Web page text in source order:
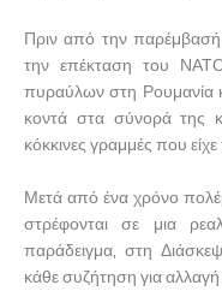
Πριν από την
την επέκταση του
πυραύλων στη Ρουμανία
κοντά στα σύνορά της
κόκκινες γραμμές που
Μετά από ένα χρόνο
στρέφονται σε μια
παράδειγμα, στη
κάθε συζήτηση για